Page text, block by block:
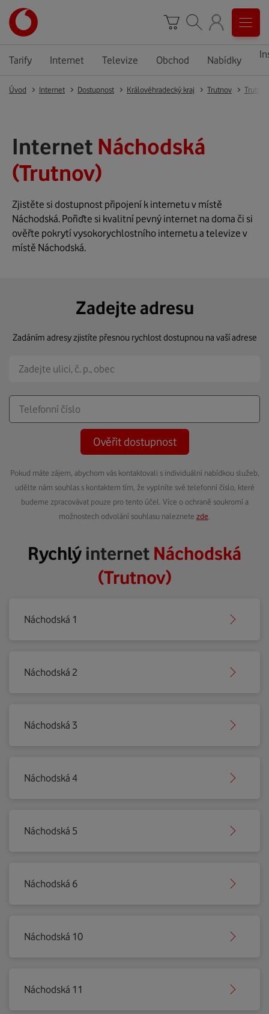
Tarify Internet Televize Obchod Nabídky
Úvod Internet Dostupnost Královéhradecký kraj Trutnov Trutnov
Internet Náchodská
(Trutnov)
Zjistěte si dostupnost připojení k internetu v místě
Náchodská. Pořiďte si kvalitní pevný internet na doma či si
ověřte pokrytí vysokorychlostního internetu a televize v
místě Náchodská.
Zadejte adresu
Zadáním adresy zjistíte přesnou rychlost dostupnou na vaší adrese
Ověřit dostupnost
Pokud máte zájem, abychom vás kontaktovali s individuální nabídkou služeb,
udělte nám souhlas s kontaktem tím, že vyplníte své telefonní číslo, které
budeme zpracovávat pouze pro tento účel. Více o ochraně soukromí a
možnostech odvolání souhlasu naleznete zde
Rychlýinternet Náchodská
(Trutnov)
Náchodská 1
Náchodská 2
Náchodská 3
Náchodská 4
Náchodská 5
Náchodská 6
Náchodská 10
Náchodská 11